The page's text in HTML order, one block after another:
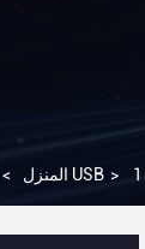
المنزل > شاحن سيارة USB >